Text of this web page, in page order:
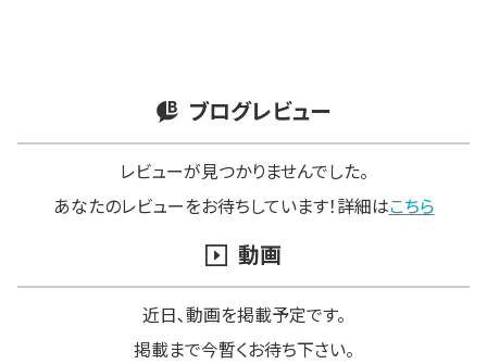
ブログレビュー
レビューが見つかりませんでした。
あなたのレビューをお待ちしています！詳細はこちら
動画
近日､動画を掲載予定です。
掲載まで今暫くお待ち下さい。